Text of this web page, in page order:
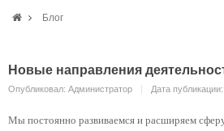
Блог
Новые направления
Опубликовал: Администратор Дата
Мы постоянно развиваемся и расширяем